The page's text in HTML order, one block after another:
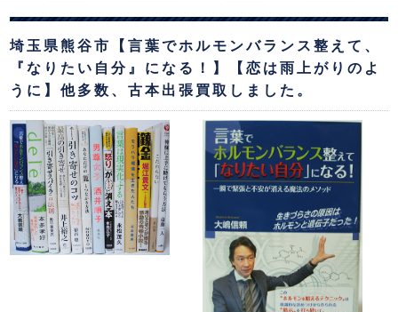
埼玉県熊谷市【言葉でホルモンバランス整えて、
『なりたい自分』になる！】【恋は雨上がりのよ
うに】他多数、古本出張買取しました。